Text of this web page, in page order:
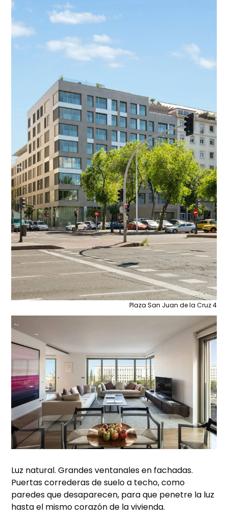
Plaza San Juan de la Cruz 4
Luz natural. Grandes ventanales en fachadas.
Puertas correderas de suelo a techo, como
paredes que desaparecen, para que penetre la luz
hasta el mismo corazón de la vivienda.